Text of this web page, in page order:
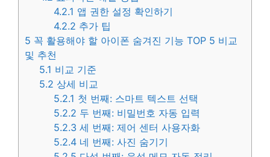
4.2.1 앱 권한 설정 확인하기
4.2.2 추가 팁
5 꼭 활용해야 할 아이폰 숨겨진 기능 TOP 5 비교
및 추천
5.1 비교 기준
5.2 상세 비교
5.2.1 첫 번째: 스마트 텍스트 선택
5.2.2 두 번째: 비밀번호 자동 입력
5.2.3 세 번째: 제어 센터 사용자화
5.2.4 네 번째: 사진 숨기기